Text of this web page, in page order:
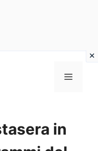
Menu
in